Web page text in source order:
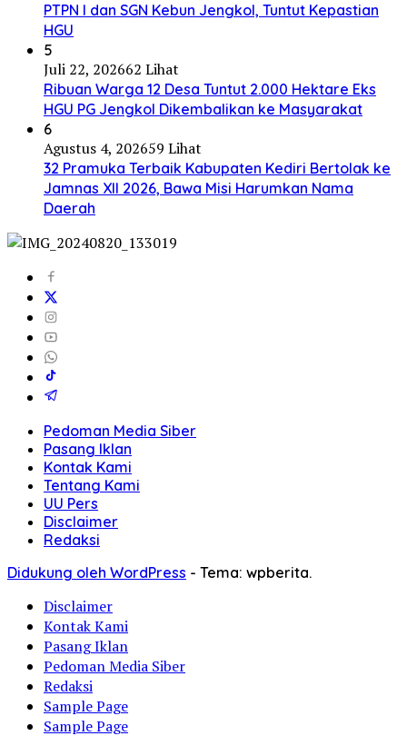
PTPN I dan SGN Kebun Jengkol, Tuntut Kepastian
HGU
5
Juli 22, 202662 Lihat
Ribuan Warga 12 Desa Tuntut 2.000 Hektare Eks
HGU PG Jengkol Dikembalikan ke Masyarakat
6
Agustus 4, 202659 Lihat
32 Pramuka Terbaik Kabupaten Kediri Bertolak ke
Jamnas XII 2026, Bawa Misi Harumkan Nama
Daerah
Pedoman Media Siber
Pasang Iklan
Kontak Kami
Tentang Kami
UU Pers
Disclaimer
Redaksi
Didukung oleh WordPress - Tema: wpberita.
Disclaimer
Kontak Kami
Pasang Iklan
Pedoman Media Siber
Redaksi
Sample Page
Sample Page